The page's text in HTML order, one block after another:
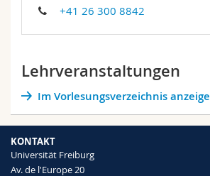
+41 26 300 8842
Lehrveranstaltungen
Im Vorlesungsverzeichnis
KONTAKT
Universität Freiburg
Av. de l'Europe 20